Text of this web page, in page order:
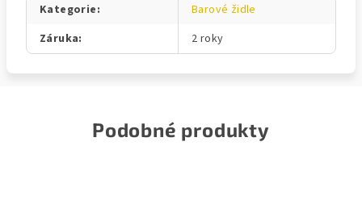
Kategorie:
Barové židle
Záruka: 2 roky
Podobné produkty